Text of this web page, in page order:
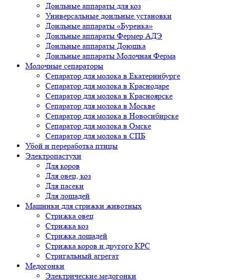
Доильные аппараты для коз
Универсальные доильные установки
Доильные аппараты «Буренка»
Доильные аппараты Фермер АДЭ
Доильные аппараты Доюшка
Доильные аппараты Молочная Ферма
Молочные сепараторы
Сепаратор для молока в Екатеринбурге
Сепаратор для молока в Краснодаре
Сепаратор для молока в Красноярске
Сепаратор для молока в Москве
Сепаратор для молока в Новосибирске
Сепаратор для молока в Омске
Сепаратор для молока в СПБ
Убой и переработка птицы
Электропастухи
Для коров
Для овец, коз
Для пасеки
Для лошадей
Машинки для стрижки животных
Стрижка овец
Стрижка коз
Стрижка лошадей
Стрижка коров и другого КРС
Стригальный агрегат
Медогонки
Электрические медогонки